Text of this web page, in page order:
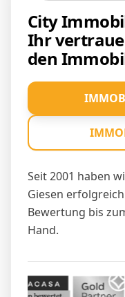
City
Ihr
den
Seit 2001 haben
Giesen
Bewertung bis
Hand.